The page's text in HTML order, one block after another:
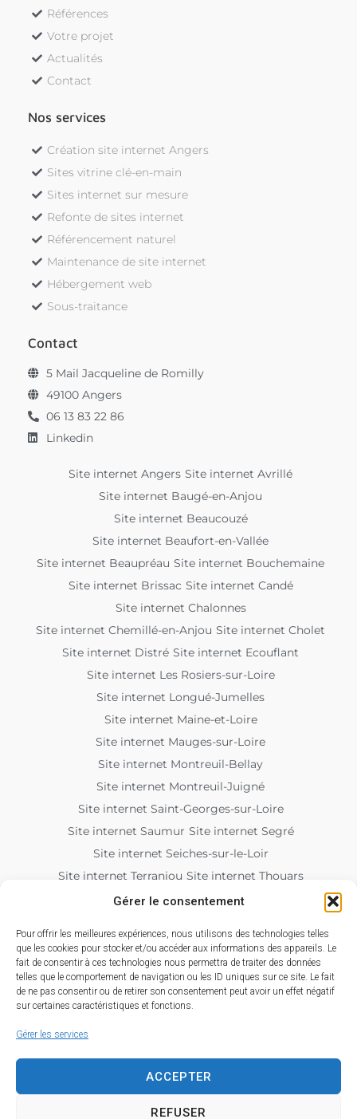
Gérer le consentement
Pour offrir les meilleures expériences, nous utilisons des technologies telles
que les cookies pour stocker et/ou accéder aux informations des appareils. Le
fait de consentir à ces technologies nous permettra de traiter des données
telles que le comportement de navigation ou les ID uniques sur ce site. Le fait
de ne pas consentir ou de retirer son consentement peut avoir un effet négatif
sur certaines caractéristiques et fonctions.
Gérer les services
ACCEPTER
REFUSER
Références
Votre projet
Actualités
Contact
Nos services
Création site internet Angers
Sites vitrine clé-en-main
Sites internet sur mesure
Refonte de sites internet
Référencement naturel
Maintenance de site internet
Hébergement web
Sous-traitance
Contact
5 Mail Jacqueline de Romilly
49100 Angers
06 13 83 22 86
Linkedin
Site internet Angers Site internet Avrillé
Site internet Baugé-en-Anjou
Site internet Beaucouzé
Site internet Beaufort-en-Vallée
Site internet Beaupréau Site internet Bouchemaine
Site internet Brissac Site internet Candé
Site internet Chalonnes
Site internet Chemillé-en-Anjou Site internet Cholet
Site internet Distré Site internet Ecouflant
Site internet Les Rosiers-sur-Loire
Site internet Longué-Jumelles
Site internet Maine-et-Loire
Site internet Mauges-sur-Loire
Site internet Montreuil-Bellay
Site internet Montreuil-Juigné
Site internet Saint-Georges-sur-Loire
Site internet Saumur Site internet Segré
Site internet Seiches-sur-le-Loir
Site internet Terranjou Site internet Thouars
Site internet Tiercé Site internet Trélazé
Site internet Vihiers Site internet Vivy
Site internet pour associations
Site internet pour artisan